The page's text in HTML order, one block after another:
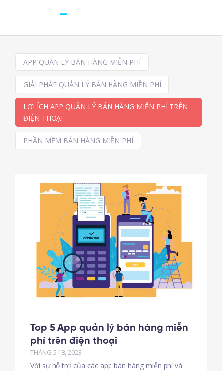
APP QUẢN LÝ BÁN HÀNG MIỄN PHÍ
GIẢI PHÁP QUẢN LÝ BÁN HÀNG MIỄN PHÍ
LỢI ÍCH APP QUẢN LÝ BÁN HÀNG MIỄN PHÍ TRÊN
ĐIỆN THOẠI
PHẦN MỀM BÁN HÀNG MIỄN PHÍ
Top 5 App quản lý bán hàng miễn
phí trên điện thoại
THÁNG 5 18, 2023
Với sự hỗ trợ của các app bán hàng miễn phí và